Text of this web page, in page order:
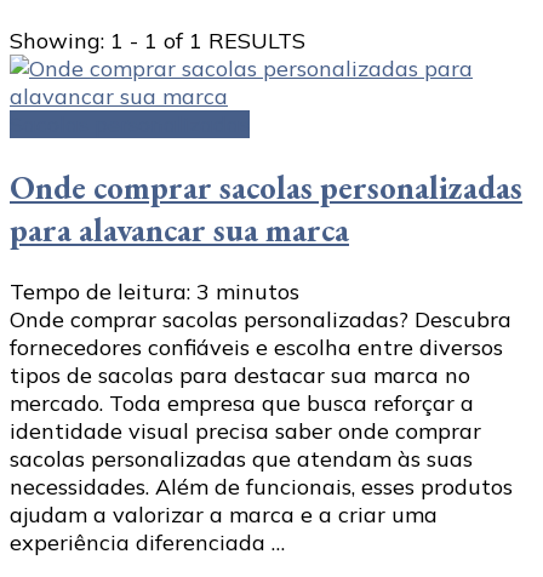
Showing: 1 - 1 of 1 RESULTS
Onde comprar sacolas personalizadas
para alavancar sua marca
Tempo de leitura: 3 minutos
Onde comprar sacolas personalizadas? Descubra
fornecedores confiáveis e escolha entre diversos
tipos de sacolas para destacar sua marca no
mercado. Toda empresa que busca reforçar a
identidade visual precisa saber onde comprar
sacolas personalizadas que atendam às suas
necessidades. Além de funcionais, esses produtos
ajudam a valorizar a marca e a criar uma
experiência diferenciada …